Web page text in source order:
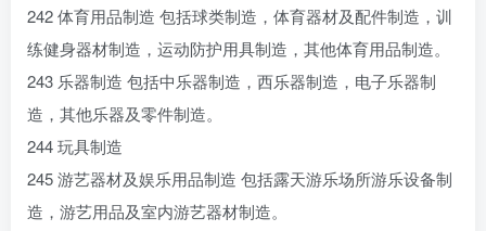
242 体育用品制造 包括球类制造，体育器材及配件制造，训
练健身器材制造，运动防护用具制造，其他体育用品制造。
243 乐器制造 包括中乐器制造，西乐器制造，电子乐器制
造，其他乐器及零件制造。
244 玩具制造
245 游艺器材及娱乐用品制造 包括露天游乐场所游乐设备制
造，游艺用品及室内游艺器材制造。